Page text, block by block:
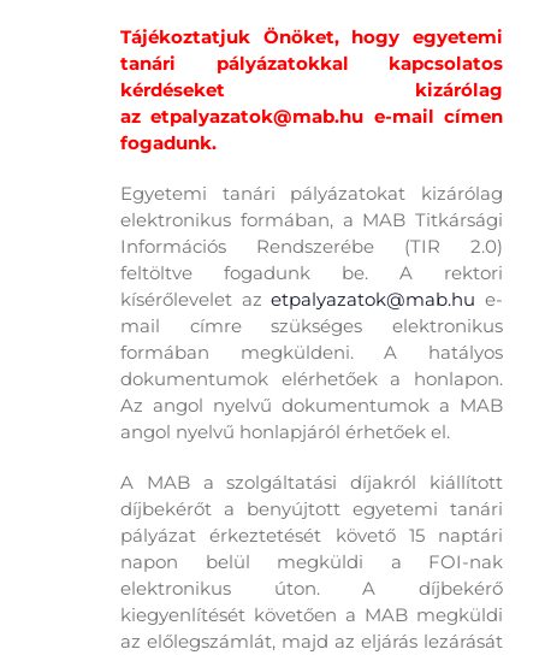
Tájékoztatjuk Önöket, hogy egyetemi
tanári pályázatokkal kapcsolatos
kérdéseket kizárólag
azetpalyazatok@mab.hu e-mail címen
fogadunk.
Egyetemi tanári pályázatokat kizárólag
elektronikus formában, a MAB Titkársági
Információs Rendszerébe (TIR 2.0)
feltöltve fogadunk be. A rektori
kísérőlevelet azetpalyazatok@mab.hu e-
mail címre szükséges elektronikus
formában megküldeni. A hatályos
dokumentumok elérhetőek a honlapon.
Az angol nyelvű dokumentumok a MAB
angol nyelvű honlapjáról érhetőek el.
A MAB a szolgáltatási díjakról kiállított
díjbekérőt a benyújtott egyetemi tanári
pályázat érkeztetését követő 15 naptári
napon belül megküldi a FOI-nak
elektronikus úton. A díjbekérő
kiegyenlítését követően a MAB megküldi
az előlegszámlát, majd az eljárás lezárását